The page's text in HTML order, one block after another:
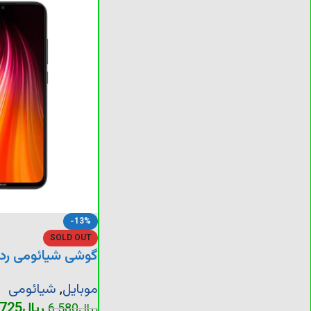
-13%
SOLD OUT
گوشی شیائومی
موبایل, شیائومی